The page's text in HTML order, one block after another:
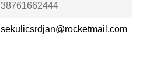
38761662444
sekulicsrdjan@rocketmail.com